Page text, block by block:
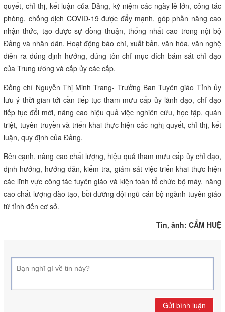
quyết, chỉ thị, kết luận của Đảng, kỷ niệm các ngày lễ lớn, công tác
phòng, chống dịch COVID-19 được đẩy mạnh, góp phần nâng cao
nhận thức, tạo được sự đồng thuận, thống nhất cao trong nội bộ
Đảng và nhân dân. Hoạt động báo chí, xuất bản, văn hóa, văn nghệ
diễn ra đúng định hướng, đúng tôn chỉ mục đích bám sát chỉ đạo
của Trung ương và cấp ủy các cấp.
Đồng chí Nguyễn Thị Minh Trang- Trưởng Ban Tuyên giáo Tỉnh ủy
lưu ý thời gian tới cần tiếp tục tham mưu cấp ủy lãnh đạo, chỉ đạo
tiếp tục đổi mới, nâng cao hiệu quả việc nghiên cứu, học tập, quán
triệt, tuyên truyền và triển khai thực hiện các nghị quyết, chỉ thị, kết
luận, quy định của Đảng.
Bên cạnh, nâng cao chất lượng, hiệu quả tham mưu cấp ủy chỉ đạo,
định hướng, hướng dẫn, kiểm tra, giám sát việc triển khai thực hiện
các lĩnh vực công tác tuyên giáo và kiện toàn tổ chức bộ máy, nâng
cao chất lượng đào tạo, bồi dưỡng đội ngũ cán bộ ngành tuyên giáo
từ tỉnh đến cơ sở.
Tin, ảnh: CẨM HUỆ
Gửi bình luận